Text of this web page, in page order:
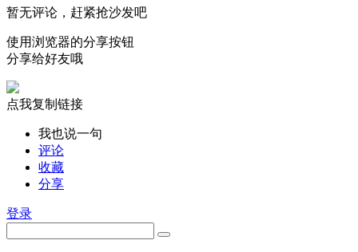
暂无评论，赶紧抢沙发吧
使用浏览器的分享按钮
分享给好友哦
点我复制链接
我也说一句
评论
收藏
分享
登录